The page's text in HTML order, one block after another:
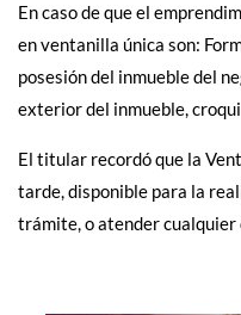
En caso de que el
en ventanilla única son:
posesión del inmueble del
exterior del inmueble,
El titular recordó que la
tarde, disponible para la
trámite, o atender cualquier